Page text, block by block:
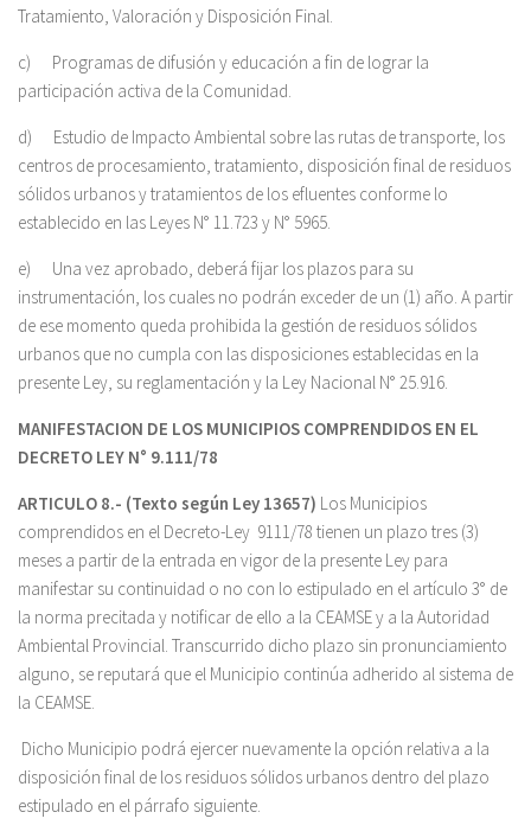
Tratamiento, Valoración y Disposición Final.
c) Programas de difusión y educación a fin de lograr la
participación activa de la Comunidad.
d) Estudio de Impacto Ambiental sobre las rutas de transporte, los
centros de procesamiento, tratamiento, disposición final de residuos
sólidos urbanos y tratamientos de los efluentes conforme lo
establecido en las Leyes N° 11.723 y N° 5965.
e) Una vez aprobado, deberá fijar los plazos para su
instrumentación, los cuales no podrán exceder de un (1) año. A partir
de ese momento queda prohibida la gestión de residuos sólidos
urbanos que no cumpla con las disposiciones establecidas en la
presente Ley, su reglamentación y la Ley Nacional N° 25.916.
MANIFESTACION DE LOS MUNICIPIOS COMPRENDIDOS EN EL
DECRETO LEY N° 9.111/78
ARTICULO 8.- (Texto según Ley 13657) Los Municipios
comprendidos en el Decreto-Ley 9111/78 tienen un plazo tres (3)
meses a partir de la entrada en vigor de la presente Ley para
manifestar su continuidad o no con lo estipulado en el artículo 3° de
la norma precitada y notificar de ello a la CEAMSE y a la Autoridad
Ambiental Provincial. Transcurrido dicho plazo sin pronunciamiento
alguno, se reputará que el Municipio continúa adherido al sistema de
la CEAMSE.
Dicho Municipio podrá ejercer nuevamente la opción relativa a la
disposición final de los residuos sólidos urbanos dentro del plazo
estipulado en el párrafo siguiente.